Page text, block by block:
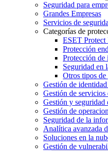
Seguridad para
Grandes Empresas
Servicios de
Categorías de
ESET Protect
Protección
Protección de
Seguridad en
Otros tipos
Gestión de
Gestión de servicios
Gestión y seguridad
Gestión de
Seguridad de la
Analítica avanzada
Soluciones en la
Gestión de